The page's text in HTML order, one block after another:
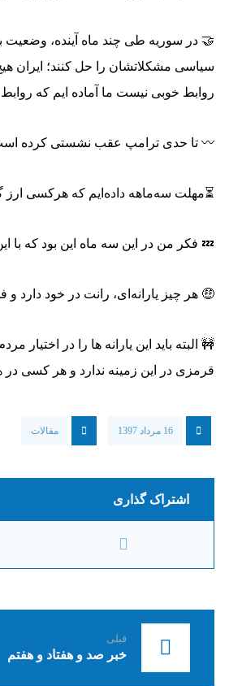
🤝 در سوریه طی چند ماه آینده، وضعیت
سیاسی مشکلاتشان را حل کنند؛ ایران
روابط خوبی نیست ما آماده ایم که روابط
〰 تا حدی ترامپ عقب نشستی کرده
⏳مهلت سه‌ماهه داده‌ایم که هرکسی ارز
💤 فکر من در این سه ماه این بود که با
🤑 هر چیز یارانه‌ای، رانت در خود دارد
🚧 البته باید این یارانه ها را در
قرمزی در این زمینه ندارد و هر کسی در
16 مرداد 1397 مقالات
قبلی
خبر صد و هفتاد و هفتم